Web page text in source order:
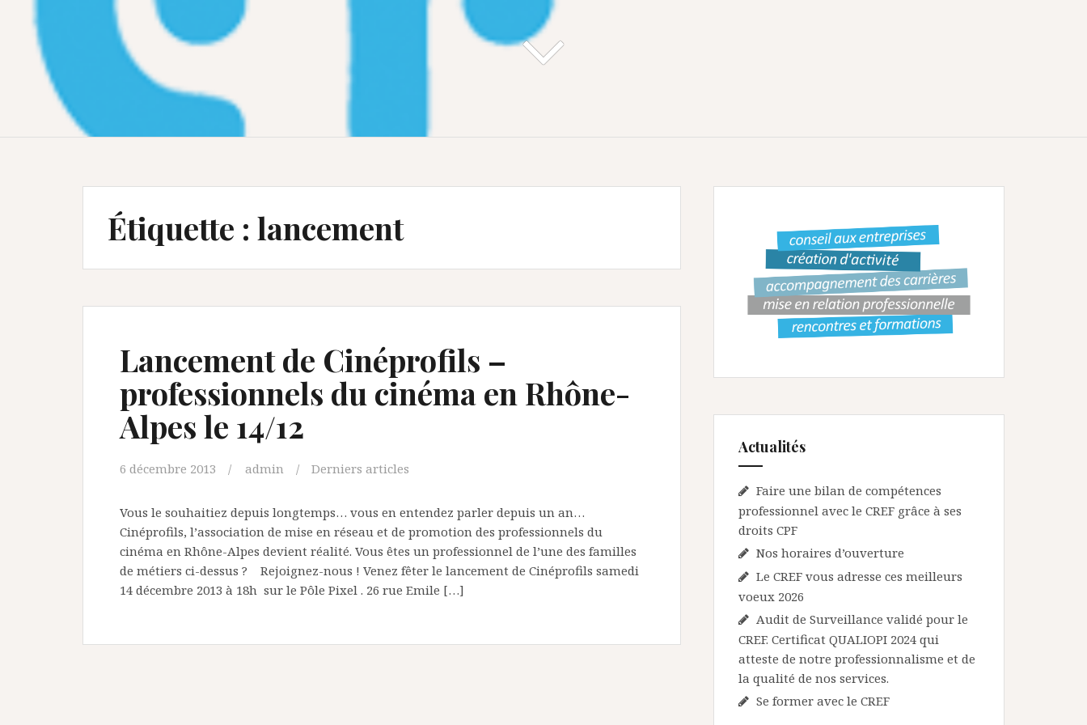
Étiquette : lancement
Lancement de Cinéprofils –
professionnels du cinéma en Rhône-
Alpes le 14/12
6 décembre 2013 admin Derniers articles
Vous le souhaitiez depuis longtemps… vous en entendez parler depuis un an…
Cinéprofils, l’association de mise en réseau et de promotion des professionnels du
cinéma en Rhône-Alpes devient réalité. Vous êtes un professionnel de l’une des familles
de métiers ci-dessus ? Rejoignez-nous ! Venez fêter le lancement de Cinéprofils samedi
14 décembre 2013 à 18h sur le Pôle Pixel . 26 rue Emile […]
Actualités
Faire une bilan de compétences
professionnel avec le CREF grâce à ses
droits CPF
Nos horaires d’ouverture
Le CREF vous adresse ces meilleurs
voeux 2026
Audit de Surveillance validé pour le
CREF. Certificat QUALIOPI 2024 qui
atteste de notre professionnalisme et de
la qualité de nos services.
Se former avec le CREF